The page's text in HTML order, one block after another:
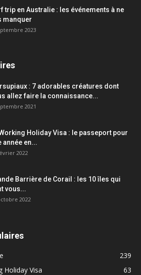
trip en Australie : les événements à ne
manquer
2023
: 7 adorables créatures dont
allez faire la connaissance...
2021
Holiday Visa : le passeport pour
année en...
2022
Barrière de Corail : les 10 îles qui
vous...
2022
239
Holiday Visa
63